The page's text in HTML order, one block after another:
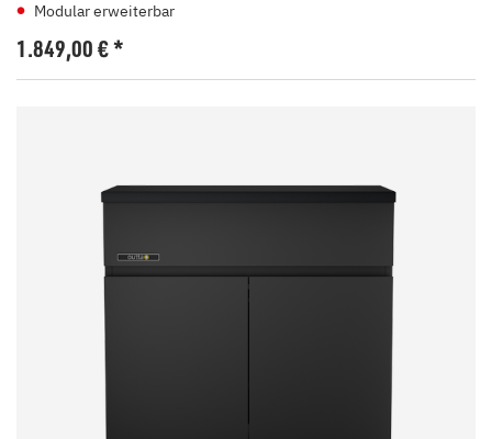
Modular erweiterbar
1.849,00€*